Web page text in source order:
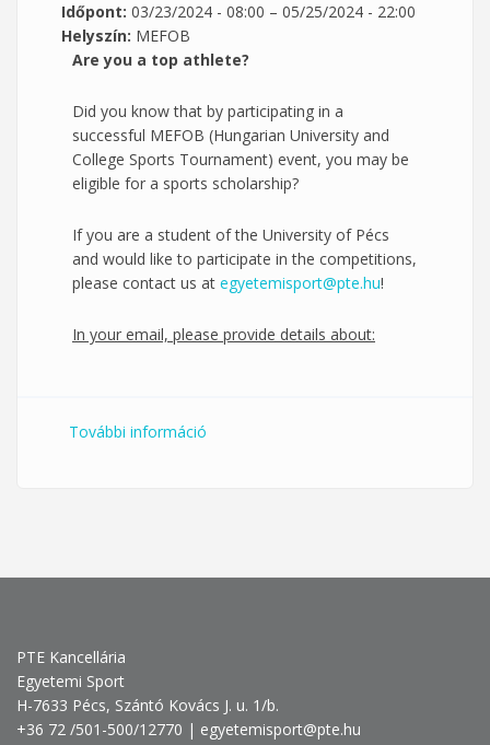
Időpont: 03/23/2024 - 08:00 – 05/25/2024 - 22:00
Helyszín: MEFOB
Are you a top athlete?
Did you know that by participating in a
successful MEFOB (Hungarian University and
College Sports Tournament) event, you may be
eligible for a sports scholarship?
If you are a student of the University of Pécs
and would like to participate in the competitions,
please contact us at egyetemisport@pte.hu!
In your email, please provide details about:
További információ
PTE Kancellária
Egyetemi Sport
H-7633 Pécs, Szántó Kovács J. u. 1/b.
+36 72 /501-500/12770 | egyetemisport@pte.hu